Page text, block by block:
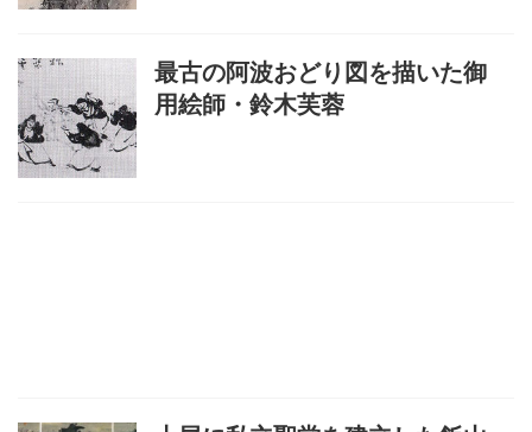
最古の阿波おどり図を描いた御
用絵師・鈴木芙蓉